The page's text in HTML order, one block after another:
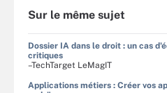
Sur le même sujet
Dossier IA dans le droit : un cas
critiques
–TechTarget LeMagIT
Applications métiers : Créer vos